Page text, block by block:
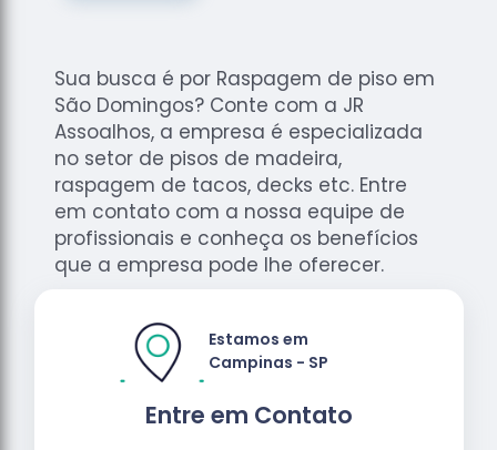
Raspagem
de Tacos
de
Madeiras
Raspagens
de Pisos
Madeiras
Sua busca é por Raspagem de piso em
São Domingos? Conte com a JR
Assoalhos, a empresa é especializada
no setor de pisos de madeira,
raspagem de tacos, decks etc. Entre
em contato com a nossa equipe de
profissionais e conheça os benefícios
que a empresa pode lhe oferecer.
Entre em Contato
Estamos em
Campinas - SP